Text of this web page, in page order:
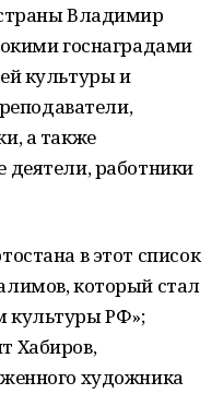
Владимир
госнаградами
культуры и
а также
работники
в этот список
который стал
культуры РФ»;
Хабиров,
художника